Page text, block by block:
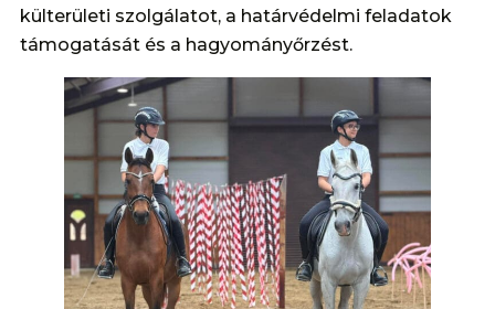
külterületi szolgálatot, a határvédelmi feladatok
támogatását és a hagyományőrzést.